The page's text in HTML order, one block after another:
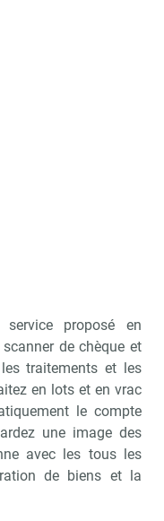
proposé en
de chèque et
traitements et les
en lots et en vrac
le compte
une image des
avec les tous les
de biens et la